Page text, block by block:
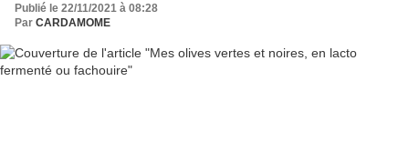
Publié le 22/11/2021 à 08:28
Par CARDAMOME